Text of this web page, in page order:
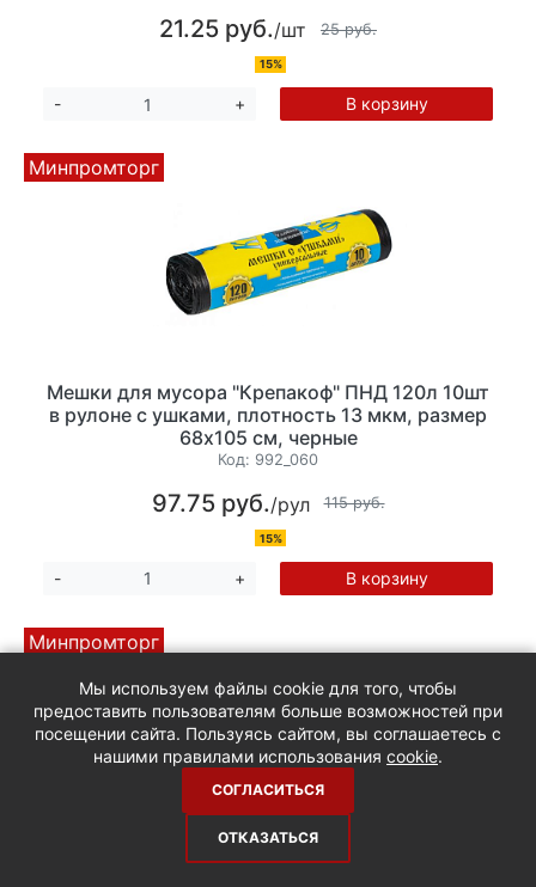
21.25 руб./шт 25 руб.
15%
- + В корзину
Минпромторг
Мешки для мусора "Крепакоф" ПНД 120л 10шт
в рулоне с ушками, плотность 13 мкм, размер
68х105 см, черные
Код: 992_060
97.75 руб./рул 115 руб.
15%
- + В корзину
Минпромторг
Мешки для мусора "Крепакоф" ПНД 120л 10шт
Мы используем файлы cookie для того, чтобы
предоставить пользователям больше возможностей при
посещении сайта. Пользуясь сайтом, вы соглашаетесь с
нашими правилами использования cookie.
СОГЛАСИТЬСЯ
ОТКАЗАТЬСЯ